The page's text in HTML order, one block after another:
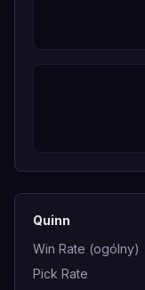
Quinn
Win Rate (ogólny)
Pick Rate